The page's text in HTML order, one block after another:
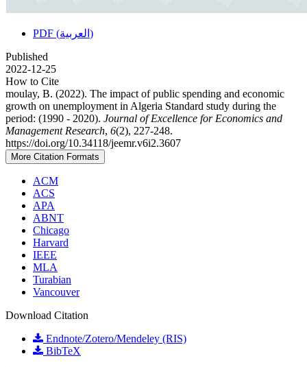
PDF (العربية)
Published
2022-12-25
How to Cite
moulay, B. (2022). The impact of public spending and economic
growth on unemployment in Algeria Standard study during the
period: (1990 - 2020). Journal of Excellence for Economics and
Management Research, 6(2), 227-248.
https://doi.org/10.34118/jeemr.v6i2.3607
More Citation Formats
ACM
ACS
APA
ABNT
Chicago
Harvard
IEEE
MLA
Turabian
Vancouver
Download Citation
Endnote/Zotero/Mendeley (RIS)
BibTeX